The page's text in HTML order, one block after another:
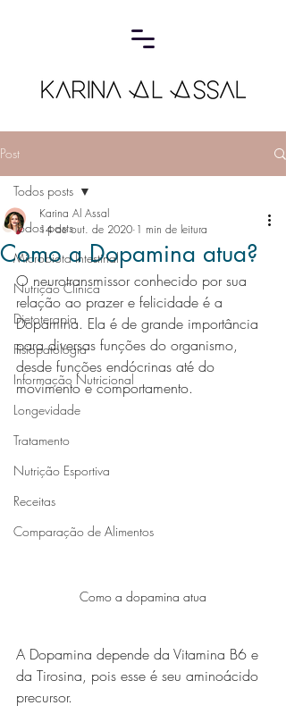
Post
Todos posts
Microbiota Intestinal
Nutrição Clínica
Dietoterapia
Fisiopatologia
Informação Nutricional
Longevidade
Tratamento
Nutrição Esportiva
Receitas
Comparação de Alimentos
Todos posts
Como a Dopamina atua?
Karina Al Assal
14 de out. de 2020 1 min de leitura
O neurotransmissor conhecido por sua
relação ao prazer e felicidade é a
Dopamina. Ela é de grande importância
para diversas funções do organismo,
desde funções endócrinas até do
movimento e comportamento.
Como a dopamina atua
A Dopamina depende da Vitamina B6 e
da Tirosina, pois esse é seu aminoácido
precursor.